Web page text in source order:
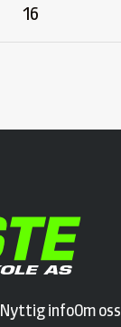
16
Nyttig infoOm oss